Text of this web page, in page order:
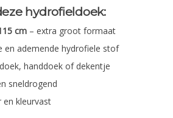
hydrofieldoek:
cm – extra groot formaat
en ademende hydrofiele stof
handdoek of dekentje
sneldrogend
en kleurvast